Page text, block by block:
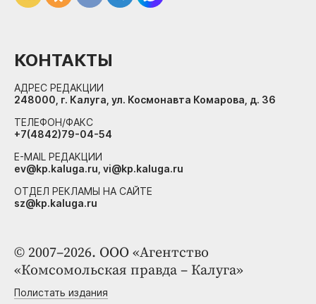
© 2007–2026. ООО «Агентство
«Комсомольская правда – Калуга»
Полистать издания
КОНТАКТЫ
АДРЕС РЕДАКЦИИ
248000, г. Калуга, ул. Космонавта Комарова, д. 36
ТЕЛЕФОН/ФАКС
+7(4842)79-04-54
E-MAIL РЕДАКЦИИ
ev@kp.kaluga.ru, vi@kp.kaluga.ru
ОТДЕЛ РЕКЛАМЫ НА САЙТЕ
sz@kp.kaluga.ru